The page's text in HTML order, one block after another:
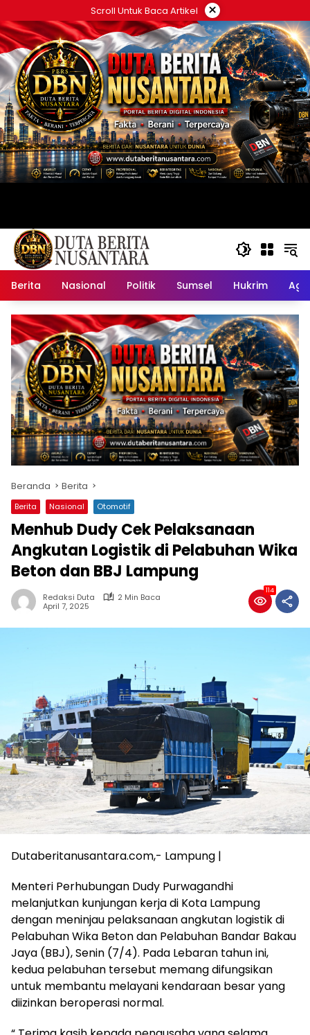
ke
konten
Scroll Untuk Baca Artikel ×
Berita Nasional Politik Sumsel Hukrim
Beranda Berita
Berita Nasional Otomotif
Menhub Dudy Cek Pelaksanaan
Angkutan Logistik di Pelabuhan Wika
Beton dan BBJ Lampung
Redaksi Duta
2 Min Baca
April 7, 2025
114
Dutaberitanusantara.com,- Lampung |
Menteri Perhubungan Dudy Purwagandhi
melanjutkan kunjungan kerja di Kota Lampung
dengan meninjau pelaksanaan angkutan logistik di
Pelabuhan Wika Beton dan Pelabuhan Bandar Bakau
Jaya (BBJ), Senin (7/4). Pada Lebaran tahun ini,
kedua pelabuhan tersebut memang difungsikan
untuk membantu melayani kendaraan besar yang
diizinkan beroperasi normal.